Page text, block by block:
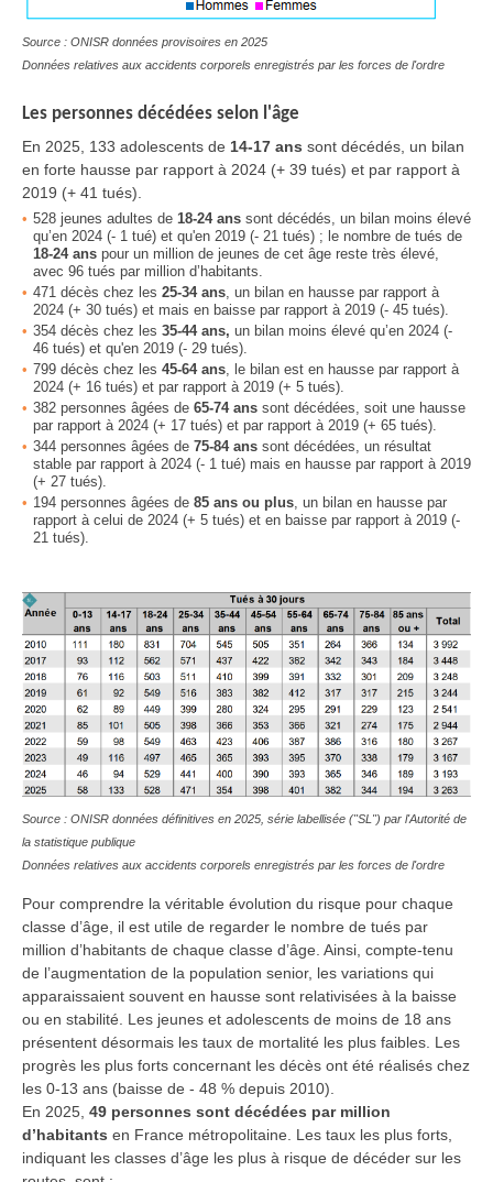
Source : ONISR données provisoires en 2025
Données relatives aux accidents corporels enregistrés par les forces de l'ordre
Les personnes décédées selon l'âge
En 2025, 133 adolescents de 14-17 ans sont décédés, un bilan
en forte hausse par rapport à 2024 (+ 39 tués) et par rapport à
2019 (+ 41 tués).
528 jeunes adultes de 18-24 ans sont décédés, un bilan moins élevé
qu’en 2024 (- 1 tué) et qu'en 2019 (- 21 tués) ; le nombre de tués de
18-24 ans pour un million de jeunes de cet âge reste très élevé,
avec 96 tués par million d’habitants.
471 décès chez les 25-34 ans , un bilan en hausse par rapport à
2024 (+ 30 tués) et mais en baisse par rapport à 2019 (- 45 tués).
354 décès chez les 35-44 ans, un bilan moins élevé qu’en 2024 (-
46 tués) et qu'en 2019 (- 29 tués).
799 décès chez les 45-64 ans , le bilan est en hausse par rapport à
2024 (+ 16 tués) et par rapport à 2019 (+ 5 tués).
382 personnes âgées de 65-74 ans sont décédées, soit une hausse
par rapport à 2024 (+ 17 tués) et par rapport à 2019 (+ 65 tués).
344 personnes âgées de 75-84 ans sont décédées, un résultat
stable par rapport à 2024 (- 1 tué) mais en hausse par rapport à 2019
(+ 27 tués).
194 personnes âgées de 85 ans ou plus , un bilan en hausse par
rapport à celui de 2024 (+ 5 tués) et en baisse par rapport à 2019 (-
21 tués).
Source : ONISR données définitives en 2025, série labellisée ("SL") par l'Autorité de
la statistique publique
Données relatives aux accidents corporels enregistrés par les forces de l'ordre
Pour comprendre la véritable évolution du risque pour chaque
classe d’âge, il est utile de regarder le nombre de tués par
million d’habitants de chaque classe d’âge. Ainsi, compte-tenu
de l’augmentation de la population senior, les variations qui
apparaissaient souvent en hausse sont relativisées à la baisse
ou en stabilité. Les jeunes et adolescents de moins de 18 ans
présentent désormais les taux de mortalité les plus faibles. Les
progrès les plus forts concernant les décès ont été réalisés chez
les 0-13 ans (baisse de - 48 % depuis 2010).
En 2025, 49 personnes sont décédées par million
d’habitants en France métropolitaine. Les taux les plus forts,
indiquant les classes d’âge les plus à risque de décéder sur les